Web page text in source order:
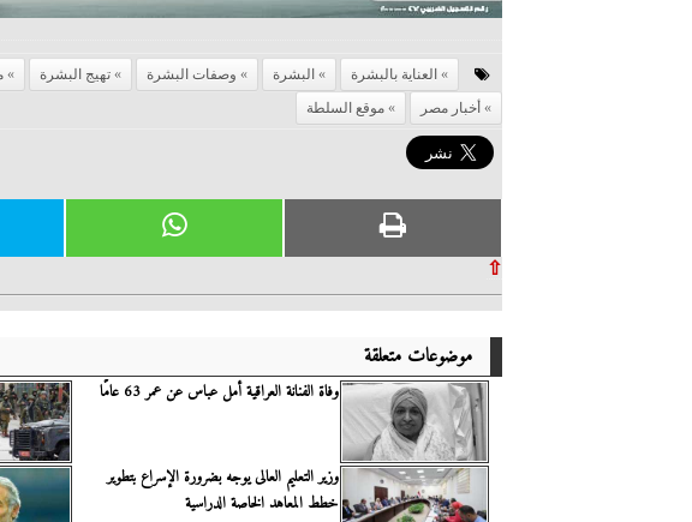
العناية بالبشرة البشرة وصفات البشرة تهيج البشرة
أخبار مصر
موقع السلطة
⇧
موضوعات متعلقة
وفاة الفنانة العراقية أمل عباس عن عمر 63 عامًا
وزير التعليم العالى يوجه بضرورة الإسراع بتطوير
خطط المعاهد الخاصة الدراسية